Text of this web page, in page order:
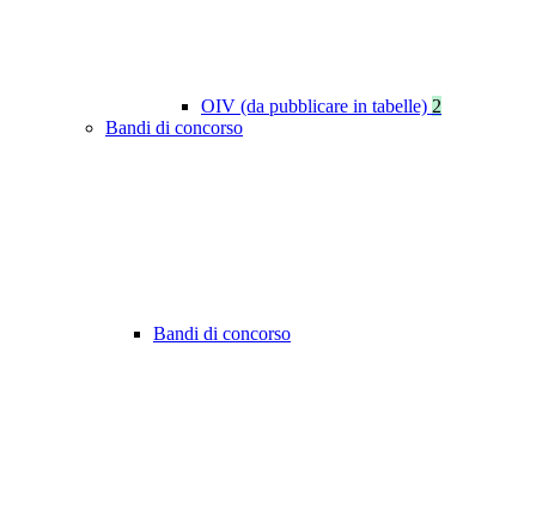
OIV (da pubblicare in tabelle) 2
Bandi di concorso
Bandi di concorso